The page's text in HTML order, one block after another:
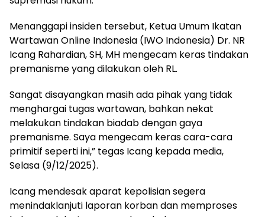
Menanggapi insiden tersebut, Ketua Umum Ikatan
Wartawan Online Indonesia (IWO Indonesia) Dr. NR
Icang Rahardian, SH, MH mengecam keras tindakan
premanisme yang dilakukan oleh RL.
Sangat disayangkan masih ada pihak yang tidak
menghargai tugas wartawan, bahkan nekat
melakukan tindakan biadab dengan gaya
premanisme. Saya mengecam keras cara-cara
primitif seperti ini,” tegas Icang kepada media,
Selasa (9/12/2025).
Icang mendesak aparat kepolisian segera
menindaklanjuti laporan korban dan memproses